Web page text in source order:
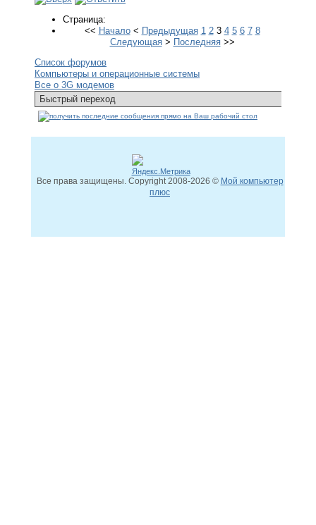
Страница:
<< Начало< Предыдущая 1 2 3 4 5 6 7 8
Следующая> Последняя>>
Список форумов
Компьютеры и операционные системы
Все о 3G модемов
Все права защищены. Copyright2008-2026 © Мой компьютер
плюс